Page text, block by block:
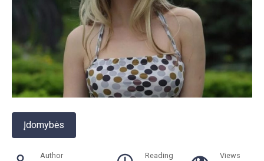
Įdomybės
Author Reading Views